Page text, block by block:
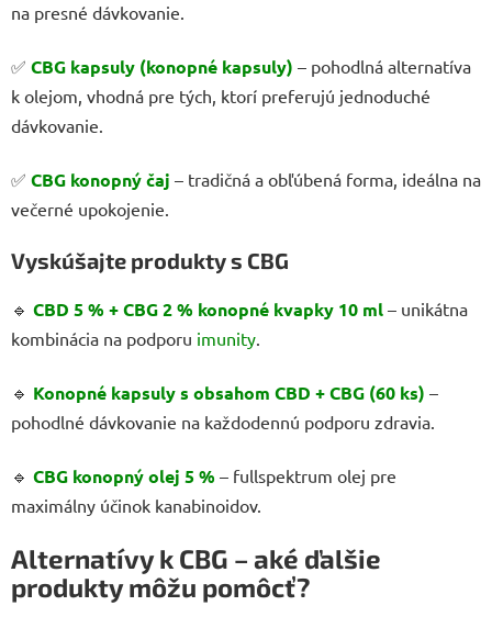
na presné dávkovanie.
✅ CBG kapsuly (konopné kapsuly) – pohodlná alternatíva
k olejom, vhodná pre tých, ktorí preferujú jednoduché
dávkovanie.
✅ CBG konopný čaj – tradičná a obľúbená forma, ideálna na
večerné upokojenie.
Vyskúšajte produkty s CBG
🔹 CBD 5 % + CBG 2 % konopné kvapky 10 ml – unikátna
kombinácia na podporu imunity.
🔹 Konopné kapsuly s obsahom CBD + CBG (60 ks) –
pohodlné dávkovanie na každodennú podporu zdravia.
🔹 CBG konopný olej 5 % – fullspektrum olej pre
maximálny účinok kanabinoidov.
Alternatívy k CBG – aké ďalšie
produkty môžu pomôcť?